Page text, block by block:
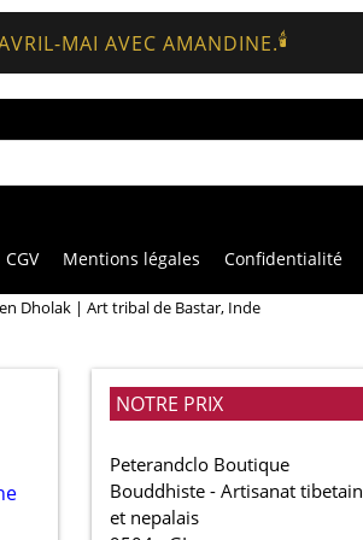
MAI AVEC AMANDINE.🕯️
CGV Mentions légales Confidentialité
Dholak | Art tribal de Bastar, Inde
NOTRE PRIX
Peterandclo Boutique
Bouddhiste - Artisanat tibetain
et nepalais